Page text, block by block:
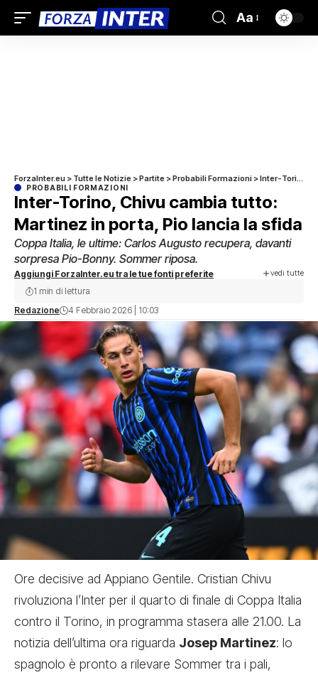
Aa
ForzaInter.eu > Tutte le Notizie >Partite >Probabili Formazioni >Inter-Torino, Chivu cambia tutto: Martinez in porta, Pio lancia la sfida
PROBABILI FORMAZIONI
Inter-Torino, Chivu cambia tutto:
Martinez in porta, Pio lancia la sfida
Coppa Italia, le ultime: Carlos Augusto recupera, davanti
sorpresa Pio-Bonny. Sommer riposa.
Aggiungi ForzaInter.eu tra le tue fonti preferite vedi tutte
Redazione 4 Febbraio 2026 | 10:03
1 min di lettura
Ore decisive ad Appiano Gentile. Cristian Chivu
rivoluziona l’Inter per il quarto di finale di Coppa Italia
contro il Torino, in programma stasera alle 21.00. La
notizia dell’ultima ora riguarda Josep Martinez: lo
spagnolo è pronto a rilevare Sommer tra i pali,